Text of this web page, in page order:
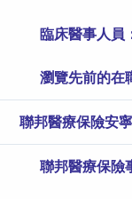
臨床醫事人員
瀏覽先前的在
聯邦醫療保險安
聯邦醫療保險​​​​​​​